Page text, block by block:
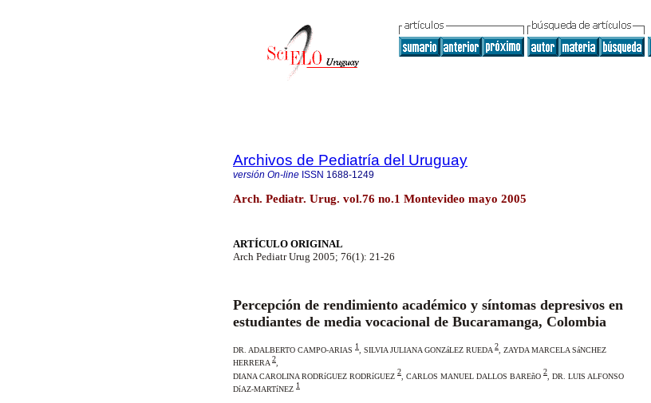
Archivos de Pediatría del Uruguay
versión On-line ISSN 1688-1249
Arch. Pediatr. Urug. vol.76 no.1 Montevideo mayo 2005
ARTÍCULO ORIGINAL
Arch Pediatr Urug 2005; 76(1): 21-26
Percepción de rendimiento académico y síntomas depresivos en
estudiantes de media vocacional de Bucaramanga, Colombia
DR. ADALBERTO CAMPO-ARIAS 1 SILVIA JULIANA GONZáLEZ RUEDA 2 , ZAYDA MARCELA SáNCHEZ
HERRERA2,
DIANA CAROLINA RODRíGUEZ RODRíGUEZ 2 , CARLOS MANUEL DALLOS BAREñO 2 , DR. LUIS ALFONSO
DíAZ-MARTíNEZ 1